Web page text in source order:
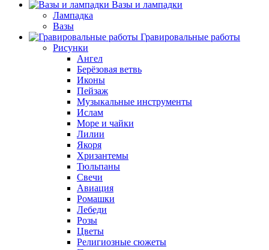
Вазы и лампадки
Лампадка
Вазы
Гравировальные работы
Рисунки
Ангел
Берёзовая ветвь
Иконы
Пейзаж
Музыкальные инструменты
Ислам
Море и чайки
Лилии
Якоря
Хризантемы
Тюльпаны
Свечи
Авиация
Ромашки
Лебеди
Розы
Цветы
Религиозные сюжеты